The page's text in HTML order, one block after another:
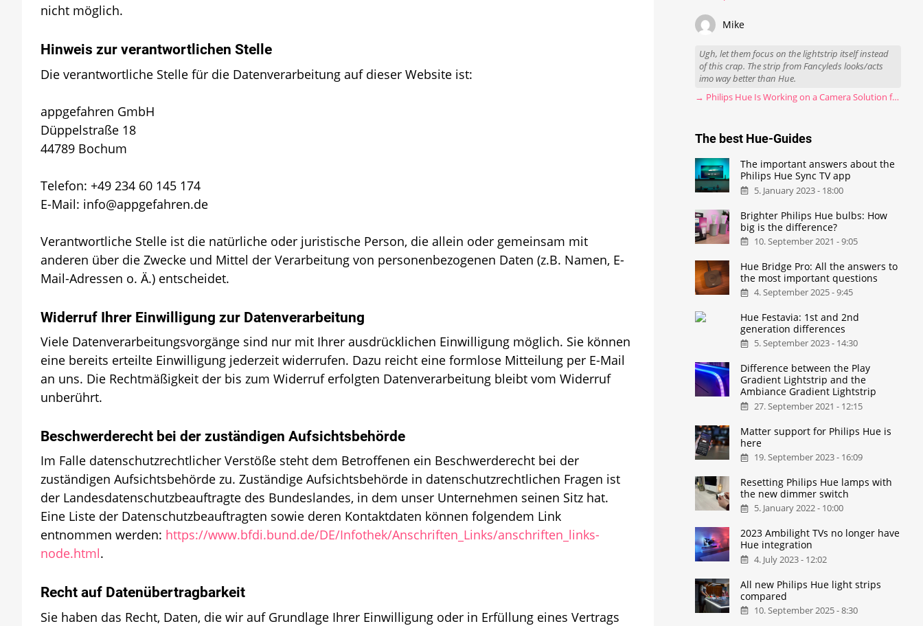
nicht möglich.
Hinweis zur verantwortlichen Stelle
Die verantwortliche Stelle für die Datenverarbeitung auf dieser Website ist:
appgefahren GmbH
Düppelstraße 18
44789 Bochum
Telefon: +49 234 60 145 174
E-Mail: info@appgefahren.de
Verantwortliche Stelle ist die natürliche oder juristische Person, die allein oder gemeinsam mit
anderen über die Zwecke und Mittel der Verarbeitung von personenbezogenen Daten (z.B. Namen, E-
Mail-Adressen o. Ä.) entscheidet.
Widerruf Ihrer Einwilligung zur Datenverarbeitung
Viele Datenverarbeitungsvorgänge sind nur mit Ihrer ausdrücklichen Einwilligung möglich. Sie können
eine bereits erteilte Einwilligung jederzeit widerrufen. Dazu reicht eine formlose Mitteilung per E-Mail
an uns. Die Rechtmäßigkeit der bis zum Widerruf erfolgten Datenverarbeitung bleibt vom Widerruf
unberührt.
Beschwerderecht bei der zuständigen Aufsichtsbehörde
Im Falle datenschutzrechtlicher Verstöße steht dem Betroffenen ein Beschwerderecht bei der
zuständigen Aufsichtsbehörde zu. Zuständige Aufsichtsbehörde in datenschutzrechtlichen Fragen ist
der Landesdatenschutzbeauftragte des Bundeslandes, in dem unser Unternehmen seinen Sitz hat.
Eine Liste der Datenschutzbeauftragten sowie deren Kontaktdaten können folgendem Link
entnommen werden: https://www.bfdi.bund.de/DE/Infothek/Anschriften_Links/anschriften_links-
node.html.
Recht auf Datenübertragbarkeit
Sie haben das Recht, Daten, die wir auf Grundlage Ihrer Einwilligung oder in Erfüllung eines Vertrags
Mike
Ugh, let them focus on the lightstrip itself instead
of this crap. The strip from Fancyleds looks/acts
imo way better than Hue.
→ Philips Hue Is Working on a Camera Solution for Hue Sync
The best Hue-Guides
The important answers about the
Philips Hue Sync TV app
5. January 2023 - 18:00
Brighter Philips Hue bulbs: How
big is the difference?
10. September 2021 - 9:05
Hue Bridge Pro: All the answers to
the most important questions
4. September 2025 - 9:45
Hue Festavia: 1st and 2nd
generation differences
5. September 2023 - 14:30
Difference between the Play
Gradient Lightstrip and the
Ambiance Gradient Lightstrip
27. September 2021 - 12:15
Matter support for Philips Hue is
here
19. September 2023 - 16:09
Resetting Philips Hue lamps with
the new dimmer switch
5. January 2022 - 10:00
2023 Ambilight TVs no longer have
Hue integration
4. July 2023 - 12:02
All new Philips Hue light strips
compared
10. September 2025 - 8:30